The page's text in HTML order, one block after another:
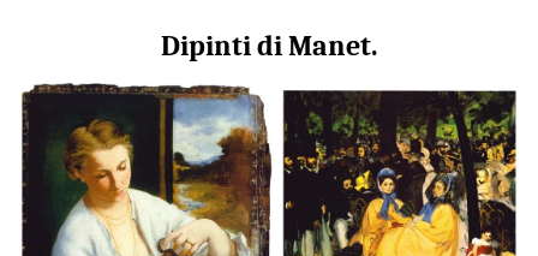
Dipinti di Manet.